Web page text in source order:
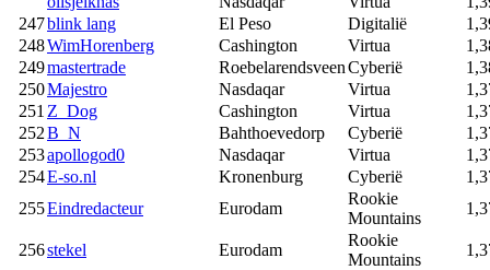
247blink lang El Peso Digitalië
248WimHorenberg Cashington Virtua
249mastertrade RoebelarendsveenCyberië
250Majestro Nasdaqar Virtua
251 Z_Dog Cashington Virtua
252B_N Bahthoevedorp Cyberië
253apollogod0 Nasdaqar Virtua
254E-so.nl Kronenburg Cyberië
255Eindredacteur Eurodam
Rookie
Mountains
256stekel Eurodam
Rookie
Mountains